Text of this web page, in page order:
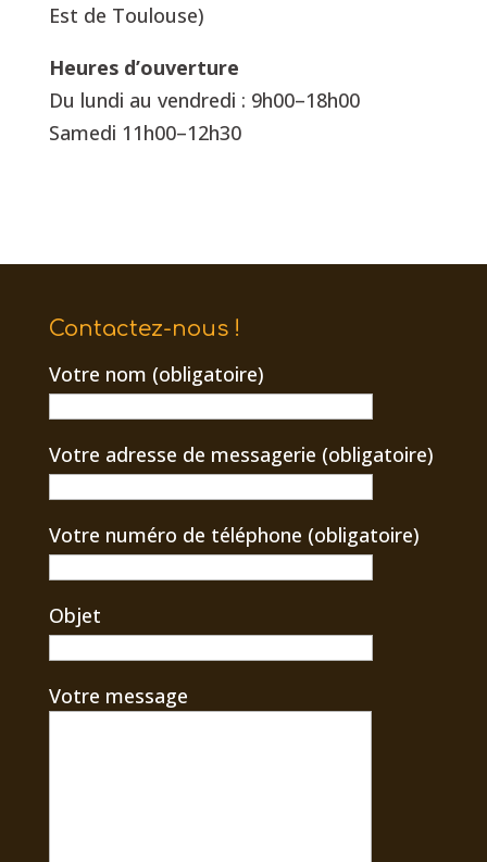
Est de Toulouse)
Heures d’ouverture
Du lundi au vendredi : 9h00–18h00
Samedi 11h00–12h30
Contactez-nous !
Votre nom (obligatoire)
Votre adresse de messagerie (obligatoire)
Votre numéro de téléphone (obligatoire)
Objet
Votre message